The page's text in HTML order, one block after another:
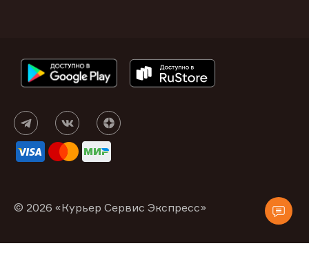
© 2026 «Курьер Сервис Экспресс»